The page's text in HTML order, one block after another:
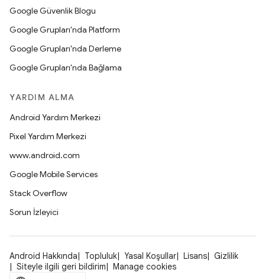
Google Güvenlik Blogu
Google Grupları'nda Platform
Google Grupları'nda Derleme
Google Grupları'nda Bağlama
YARDIM ALMA
Android Yardım Merkezi
Pixel Yardım Merkezi
www.android.com
Google Mobile Services
Stack Overflow
Sorun İzleyici
Android Hakkında Topluluk Yasal Koşullar Lisans
Gizlilik
Siteyle ilgili geri bildirim
Manage cookies